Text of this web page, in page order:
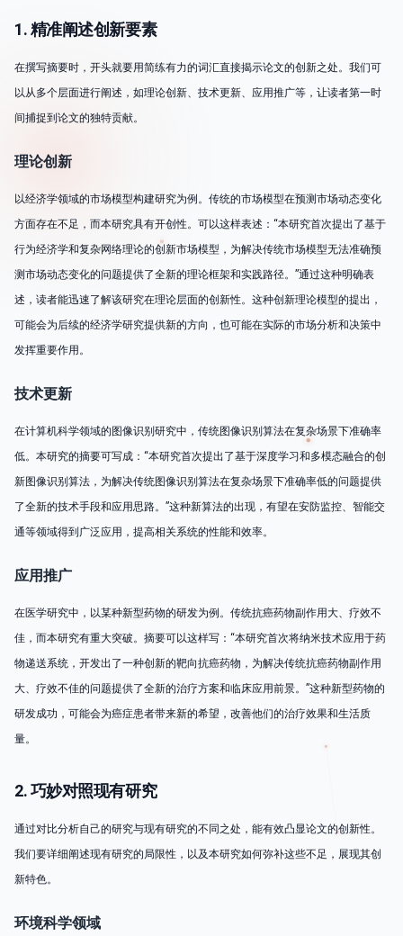
1. 精准阐述创新要素
在撰写摘要时，开头就要用简练有力的词汇直接揭示论文的创新之处。我们可
以从多个层面进行阐述，如理论创新、技术更新、应用推广等，让读者第一时
间捕捉到论文的独特贡献。
理论创新
以经济学领域的市场模型构建研究为例。传统的市场模型在预测市场动态变化
方面存在不足，而本研究具有开创性。可以这样表述：“本研究首次提出了基于
行为经济学和复杂网络理论的创新市场模型，为解决传统市场模型无法准确预
测市场动态变化的问题提供了全新的理论框架和实践路径。”通过这种明确表
述，读者能迅速了解该研究在理论层面的创新性。这种创新理论模型的提出，
可能会为后续的经济学研究提供新的方向，也可能在实际的市场分析和决策中
发挥重要作用。
技术更新
在计算机科学领域的图像识别研究中，传统图像识别算法在复杂场景下准确率
低。本研究的摘要可写成：“本研究首次提出了基于深度学习和多模态融合的创
新图像识别算法，为解决传统图像识别算法在复杂场景下准确率低的问题提供
了全新的技术手段和应用思路。”这种新算法的出现，有望在安防监控、智能交
通等领域得到广泛应用，提高相关系统的性能和效率。
应用推广
在医学研究中，以某种新型药物的研发为例。传统抗癌药物副作用大、疗效不
佳，而本研究有重大突破。摘要可以这样写：“本研究首次将纳米技术应用于药
物递送系统，开发出了一种创新的靶向抗癌药物，为解决传统抗癌药物副作用
大、疗效不佳的问题提供了全新的治疗方案和临床应用前景。”这种新型药物的
研发成功，可能会为癌症患者带来新的希望，改善他们的治疗效果和生活质
量。
2. 巧妙对照现有研究
通过对比分析自己的研究与现有研究的不同之处，能有效凸显论文的创新性。
我们要详细阐述现有研究的局限性，以及本研究如何弥补这些不足，展现其创
新特色。
环境科学领域